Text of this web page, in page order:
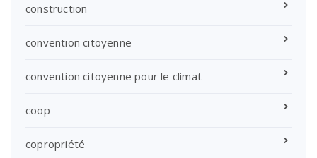
construction
convention citoyenne
convention citoyenne pour le climat
coop
copropriété